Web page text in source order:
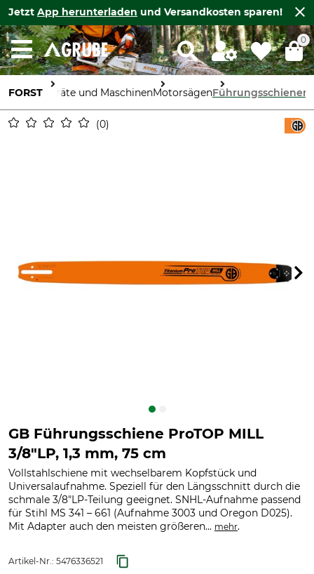
Jetzt App herunterladen und Versandkosten sparen!
0
FORST Geräte und MaschinenMotorsägenFührungsschienen
0
GB Führungsschiene ProTOP MILL
3/8"LP, 1,3 mm, 75 cm
Vollstahlschiene mit wechselbarem Kopfstück und
Universalaufnahme. Speziell für den Längsschnitt durch die
schmale 3/8"LP-Teilung geeignet. SNHL-Aufnahme passend
für Stihl MS 341 – 661 (Aufnahme 3003 und Oregon D025).
Mit Adapter auch den meisten größeren... mehr.
Artikel-Nr.: 5476336521